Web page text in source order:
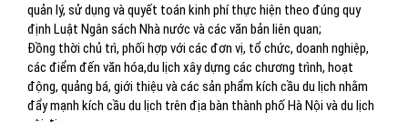
quản lý, sử dụng và quyết toán kinh phí thực hiện theo đúng quy
định Luật Ngân sách Nhà nước và các văn bản liên quan;
Đồng thời chủ trì, phối hợp với các đơn vị, tổ chức, doanh nghiệp,
các điểm đến văn hóa,du lịch xây dựng các chương trình, hoạt
động, quảng bá, giới thiệu và các sản phẩm kích cầu du lịch nhằm
đẩy mạnh kích cầu du lịch trên địa bàn thành phố Hà Nội và du lịch